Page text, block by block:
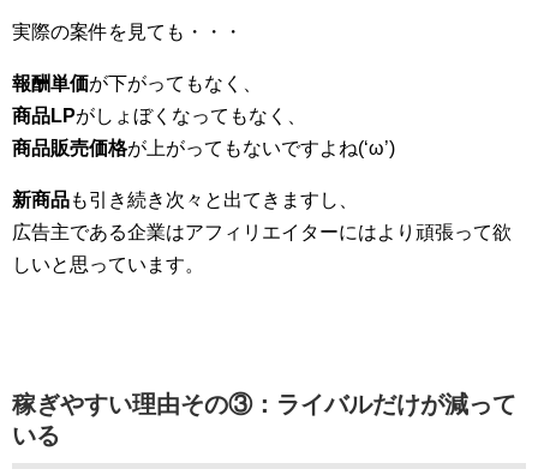
実際の案件を見ても・・・
報酬単価が下がってもなく、
商品LPがしょぼくなってもなく、
商品販売価格が上がってもないですよね(‘ω’)
新商品も引き続き次々と出てきますし、
広告主である企業はアフィリエイターにはより頑張って欲
しいと思っています。
稼ぎやすい理由その③：ライバルだけが減って
いる